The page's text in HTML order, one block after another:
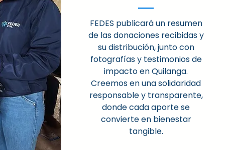
FEDES publicará un resumen
de las donaciones recibidas y
su distribución, junto con
fotografías y testimonios de
impacto en Quilanga.
Creemos en una solidaridad
responsable y transparente,
donde cada aporte se
convierte en bienestar
tangible.